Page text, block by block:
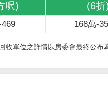
呎)
(6折
469 168萬-
單位之詳情以房委會最終公布